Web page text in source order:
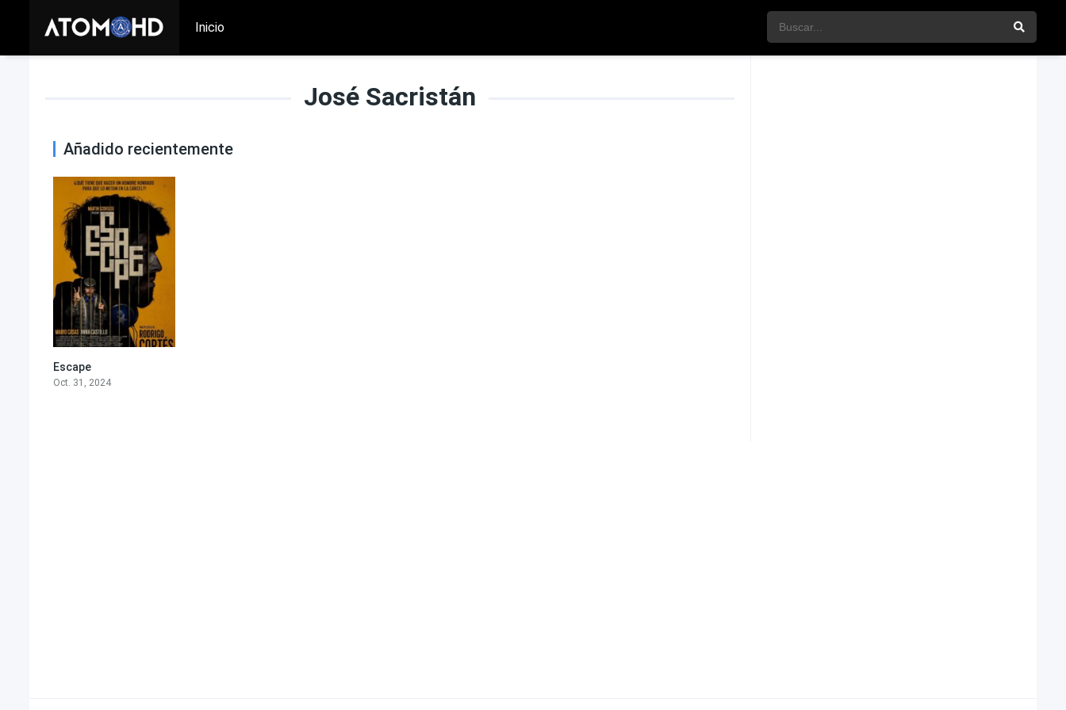
Inicio
José Sacristán
Añadido recientemente
Escape
Oct. 31, 2024